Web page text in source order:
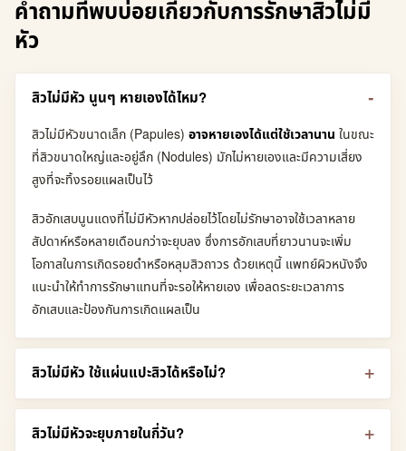
คำถามที่พบบ่อยเกี่ยวกับการรักษาสิวไม่มี
หัว
สิวไม่มีหัว นูนๆ หายเองได้ไหม?
สิวไม่มีหัวขนาดเล็ก (Papules) อาจหายเองได้แต่ใช้เวลานาน ในขณะ
ที่สิวขนาดใหญ่และอยู่ลึก (Nodules) มักไม่หายเองและมีความเสี่ยง
สูงที่จะทิ้งรอยแผลเป็นไว้
สิวอักเสบนูนแดงที่ไม่มีหัวหากปล่อยไว้โดยไม่รักษาอาจใช้เวลาหลาย
สัปดาห์หรือหลายเดือนกว่าจะยุบลง ซึ่งการอักเสบที่ยาวนานจะเพิ่ม
โอกาสในการเกิดรอยดำหรือหลุมสิวถาวร ด้วยเหตุนี้ แพทย์ผิวหนังจึง
แนะนำให้ทำการรักษาแทนที่จะรอให้หายเอง เพื่อลดระยะเวลาการ
อักเสบและป้องกันการเกิดแผลเป็น
สิวไม่มีหัว ใช้แผ่นแปะสิวได้หรือไม่?
สิวไม่มีหัวจะยุบภายในกี่วัน?